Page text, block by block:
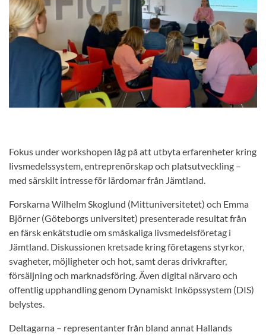
Fokus under workshopen låg på att utbyta erfarenheter kring
livsmedelssystem, entreprenörskap och platsutveckling –
med särskilt intresse för lärdomar från Jämtland.
Forskarna Wilhelm Skoglund (Mittuniversitetet) och Emma
Björner (Göteborgs universitet) presenterade resultat från
en färsk enkätstudie om småskaliga livsmedelsföretag i
Jämtland. Diskussionen kretsade kring företagens styrkor,
svagheter, möjligheter och hot, samt deras drivkrafter,
försäljning och marknadsföring. Även digital närvaro och
offentlig upphandling genom Dynamiskt Inköpssystem (DIS)
belystes.
Deltagarna – representanter från bland annat Hallands